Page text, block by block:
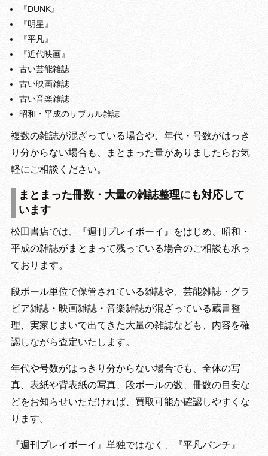
『DUNK』
『明星』
『平凡』
『近代映画』
古い芸能雑誌
古い映画雑誌
古い音楽雑誌
昭和・平成のサブカル雑誌
複数の雑誌が混ざっている場合や、年代・号数がはっき
り分からない場合も、まとまった量がありましたらお気
軽にご相談ください。
まとまった冊数・大量の雑誌整理にも対応して
います
松田書店では、『週刊プレイボーイ』をはじめ、昭和・
平成の雑誌がまとまって残っている場合のご相談も承っ
ております。
段ボール単位で保管されている雑誌や、芸能雑誌・グラ
ビア雑誌・映画雑誌・音楽雑誌が混ざっている蔵書整
理、実家じまいで出てきた大量の雑誌なども、内容を確
認しながら査定いたします。
年代や号数がはっきり分からない場合でも、全体の写
真、表紙や背表紙の写真、段ボールの数、冊数の目安な
どをお知らせいただければ、買取可能か確認しやすくな
ります。
『週刊プレイボーイ』単独ではなく、『平凡パンチ』